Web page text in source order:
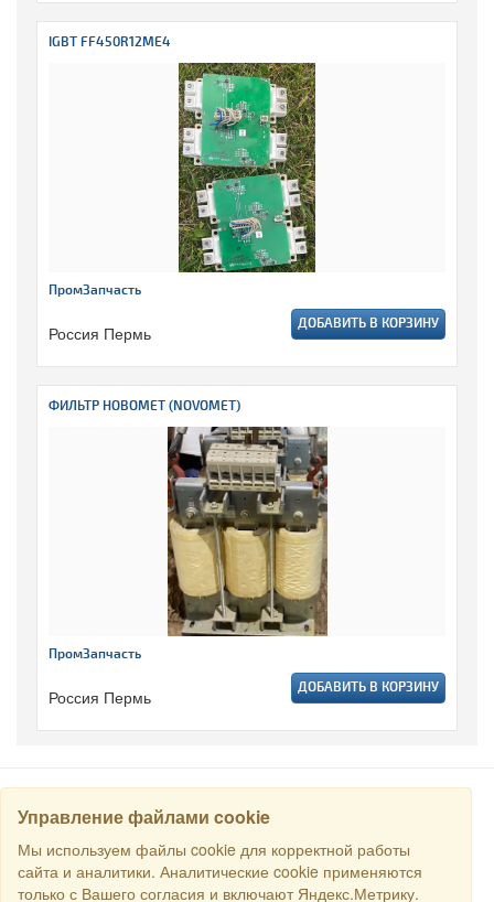
IGBT FF450R12ME4
ПромЗапчасть
Россия Пермь ДОБАВИТЬ В КОРЗИНУ
ФИЛЬТР НОВОМЕТ (NOVOMET)
ПромЗапчасть
Россия Пермь ДОБАВИТЬ В КОРЗИНУ
Управление файлами cookie
Мы используем файлы cookie для корректной работы
сайта и аналитики. Аналитические cookie применяются
только с Вашего согласия и включают Яндекс.Метрику.
Все права защищены © 2016 Торговый Дом РСДС. E-mail: